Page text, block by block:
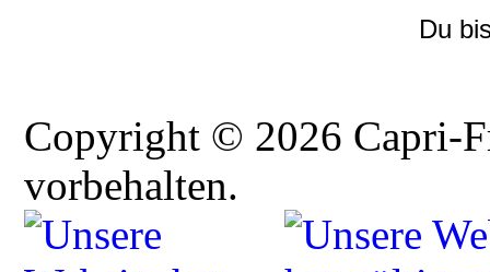
Du
Copyright © 2026 Capri-
vorbehalten.